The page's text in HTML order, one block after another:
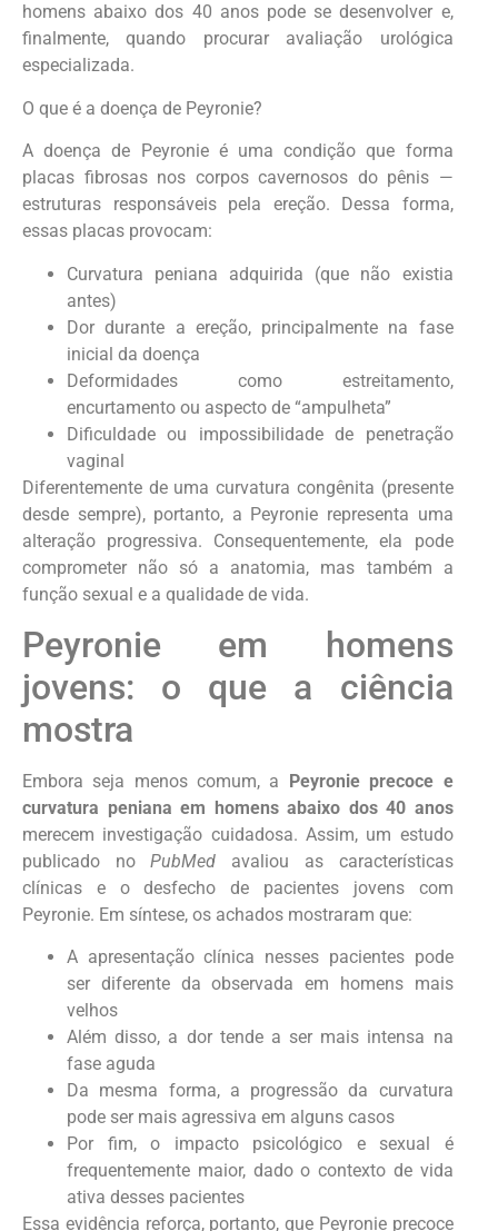
homens abaixo dos 40 anos pode se desenvolver e,
finalmente, quando procurar avaliação urológica
especializada.
O que é a doença de Peyronie?
A doença de Peyronie é uma condição que forma
placas fibrosas nos corpos cavernosos do pênis —
estruturas responsáveis pela ereção. Dessa forma,
essas placas provocam:
Curvatura peniana adquirida (que não existia
antes)
Dor durante a ereção, principalmente na fase
inicial da doença
Deformidades como estreitamento,
encurtamento ou aspecto de “ampulheta”
Dificuldade ou impossibilidade de penetração
vaginal
Diferentemente de uma curvatura congênita (presente
desde sempre), portanto, a Peyronie representa uma
alteração progressiva. Consequentemente, ela pode
comprometer não só a anatomia, mas também a
função sexual e a qualidade de vida.
Peyronie em homens
jovens: o que a ciência
mostra
Embora seja menos comum, a Peyronie precoce e
curvatura peniana em homens abaixo dos 40 anos
merecem investigação cuidadosa. Assim, um estudo
publicado noPubMed avaliou as características
clínicas e o desfecho de pacientes jovens com
Peyronie. Em síntese, os achados mostraram que:
A apresentação clínica nesses pacientes pode
ser diferente da observada em homens mais
velhos
Além disso, a dor tende a ser mais intensa na
fase aguda
Da mesma forma, a progressão da curvatura
pode ser mais agressiva em alguns casos
Por fim, o impacto psicológico e sexual é
frequentemente maior, dado o contexto de vida
ativa desses pacientes
Essa evidência reforça, portanto, que Peyronie precoce